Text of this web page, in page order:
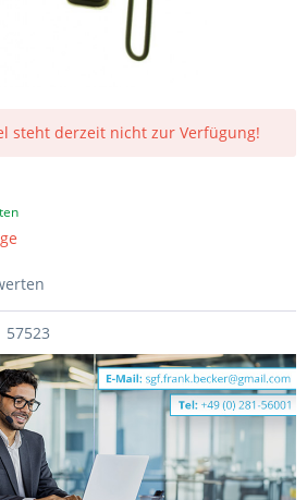
steht derzeit nicht zur Verfügung!
57523